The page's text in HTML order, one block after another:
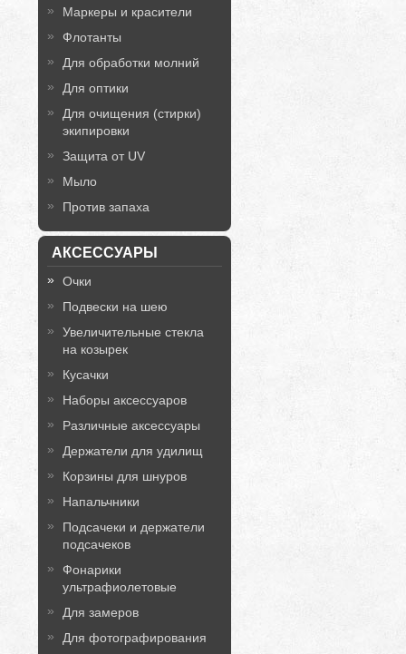
Маркеры и красители
Флотанты
Для обработки молний
Для оптики
Для очищения (стирки)
экипировки
Защита от UV
Мыло
Против запаха
АКСЕССУАРЫ
Очки
Подвески на шею
Увеличительные стекла
на козырек
Кусачки
Наборы аксессуаров
Различные аксессуары
Держатели для удилищ
Корзины для шнуров
Напальчники
Подсачеки и держатели
подсачеков
Фонарики
ультрафиолетовые
Для замеров
Для фотографирования